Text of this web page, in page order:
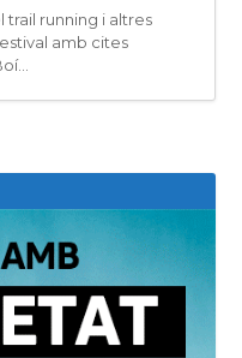
trail running i altres
amb cites